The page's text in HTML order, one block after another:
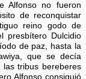
Alfonso no fueron
de reconquistar
reino godo de
presbítero Dulcidio
de paz, hasta la
que se decía
tribus bereberes
Alfonso consiguió